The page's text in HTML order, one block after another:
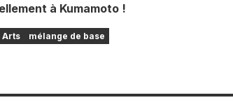
à Kumamoto !
Arts mélange de base